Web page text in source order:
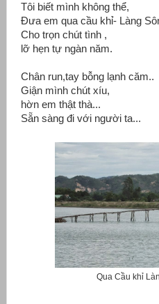
Tôi biết mình không thể,
Đưa em qua cầu khỉ- Làng
Cho trọn chút tình ,
lỡ hẹn tự ngàn năm.
Chân run,tay bỗng lạnh căm..
Giận mình chút xíu,
hờn em thật thà...
Sẵn sàng đi với người ta...
Qua Cầu khỉ